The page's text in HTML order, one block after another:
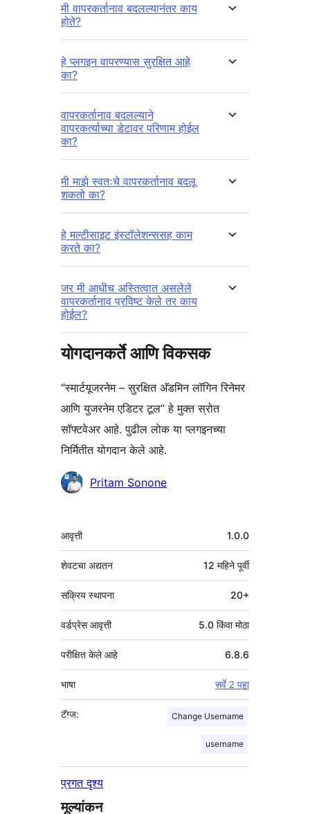
मी वापरकर्तानाव बदलल्यानंतर काय
होते?
हे प्लगइन वापरण्यास सुरक्षित आहे
का?
वापरकर्तानाव बदलल्याने
वापरकर्त्याच्या डेटावर परिणाम होईल
का?
मी माझे स्वतःचे वापरकर्तानाव बदलू
शकतो का?
हे मल्टीसाइट इंस्टॉलेशन्ससह काम
करते का?
जर मी आधीच अस्तित्वात असलेले
वापरकर्तानाव प्रविष्ट केले तर काय
होईल?
योगदानकर्ते आणि विकसक
“स्मार्टयूजरनेम – सुरक्षित अ‍ॅडमिन लॉगिन रिनेमर
आणि युजरनेम एडिटर टूल” हे मुक्त स्रोत
सॉफ्टवेअर आहे. पुढील लोक या प्लगइनच्या
निर्मितीत योगदान केले आहे.
योगदानकर्तेPritam Sonone
मेटा
आवृत्ती 1.0.0
शेवटचा अद्यतन 12 महिने पूर्वी
सक्रिय स्थापना 20+
वर्डप्रेस आवृत्ती 5.0 किंवा मोठा
परीक्षित केले आहे 6.8.6
भाषा सर्वे 2 पहा
टॅग्ज: Change Username
username
प्रगत दृश्य
मूल्यांकन